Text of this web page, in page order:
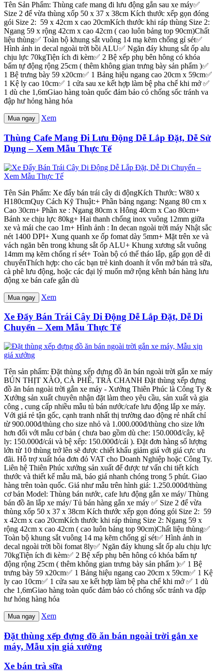
Tên Sản Phẩm: Thùng cafe mang đi lưu động gắn sau xe máy✅
Size 2 để vừa thùng xốp 50 x 37 x 38cm Kích thước xếp gọn đóng
gói Size 2: 59 x 42cm x cao 20cmKích thước khi ráp thùng Size 2:
Ngang 59 x rộng 42cm x cao 42cm ( cao luôn bảng top 90cm)Chất
liệu thùng✅ Toàn bộ khung sắt vuông 14 mạ kẽm chống gỉ sét✅
Hình ảnh in decal ngoài trời bồi ALU✅ Ngăn đáy khung sắt ốp alu
chịu lực 70kgTiện ích đi kèm✅ 2 Bệ xếp phụ bên hông có khóa
bấm tự động rộng 25cm ( thêm không gian trưng bày sản phẩm )✅
1 Bệ trưng bày 59 x20cm✅ 1 Bảng hiệu ngang cao 20cm x 59cm✅
1 Kệ ly cao 10cm✅ 1 cửa sau xe kết hợp làm bệ pha chế khi mở ✅
1 dù che 1,6mGiao hàng toàn quốc đảm bảo có chống sốc tránh va
đập hư hỏng hàng hóa
Mua ngay Xem
Thùng Cafe Mang Đi Lưu Động Dễ Lắp Đặt, Dễ Sử
Dụng – Xem Mẫu Thực Tế
Tên Sản Phẩm: Xe đẩy bán trái cây di độngKích Thước: W80 x
H180cmQuy Cách Kỹ Thuật:+ Phần bảng ngang: Ngang 80 cm x
Cao 30cm+ Phần xe : Ngang 80cm x Hông 40cm x Cao 80cm+
Bánh xe chịu lực 80kg+ Hai thanh chống inox vuông 12mm giữa
xe và mái che cao 1m+ Hình ảnh : In decan ngoài trời máy Nhật sắc
nét 1400 DPI+ Xung quanh xe ốp fomat dày 5mm+ Mặt trên xe và
vách ngăn bên trong khung sắt ốp ALU+ Khung xương sắt vuông
14mm mạ kẽm chống rỉ sét+ Toàn bộ có thể tháo lắp, gấp gọn dễ di
chuyểnThích hợp: cho các bạn trẻ kinh doanh ít vốn mở bán trà sữa,
cà phê lưu động, hoặc các đại lý muốn mở rộng kênh bán hàng lưu
động xe bán cafe gắn dù
Mua ngay Xem
Xe Đẩy Bán Trái Cây Di Động Dễ Lắp Đặt, Dễ Di
Chuyển – Xem Mẫu Thực Tế
Tên sản phẩm: Đặt thùng xếp đựng đồ ăn bán ngoài trời gắn xe máy
BÚN THỊT XÀO, CÀ PHÊ, TRÀ CHANH Đặt thùng xếp đựng
đồ ăn bán ngoài trời gắn xe máy - Xưởng Thiên Phúc là Công Ty &
Xưởng sản xuất chuyên nhận đặt làm theo yêu cầu, sản xuất và gia
công , cung cấp nhiều mẫu tủ bán nước/cafe lưu động lắp xe máy.
Với giá rẻ tận gốc, cạnh tranh nhất thị trường dao động rẻ nhất chỉ
từ 900.000đ/thùng cho size nhỏ và 1.000.000đ/thùng cho size lớn
hơn đối với mẫu cơ bản ( chưa bao gồm dù che: 150.000đ/cây, kệ
ly: 150.000đ/cái và bệ xếp: 150.000đ/cái ). Đặt đơn hàng số lượng
lớn từ 10 thùng trở lên sẽ được chiết khấu giảm giá với giá cực ưu
đãi. Hỗ trợ xuất hóa đơn đỏ VAT cho Doanh Nghiệp hoặc Công Ty.
Liên hệ Thiên Phúc xưởng sản xuất để được tư vấn chi tiết kích
thước và thiết kế mẫu mã, báo giá nhanh chóng trong 5 phút. Giao
hàng trên toàn quốc. Giá như mẫu trên hình giá: 1.250.000đ/thùng
cơ bản Model: Thùng bán nước, cafe lưu động gắn xe máy/ Thùng
bán đồ ăn lắp xe máy/ Tủ bán hàng gắn xe máy ✅ Size 2 để vừa
thùng xốp 50 x 37 x 38cm Kích thước xếp gọn đóng gói Size 2: 59
x 42cm x cao 20cmKích thước khi ráp thùng Size 2: Ngang 59 x
rộng 42cm x cao 42cm ( cao luôn bảng top 90cm)Chất liệu thùng✅
Toàn bộ khung sắt vuông 14 mạ kẽm chống gỉ sét✅ Hình ảnh in
decal ngoài trời bồi fomat 8ly✅ Ngăn đáy khung sắt ốp alu chịu lực
70kgTiện ích đi kèm✅ 2 Bệ xếp phụ bên hông có khóa bấm tự
động rộng 25cm ( thêm không gian trưng bày sản phẩm )✅ 1 Bệ
trưng bày 59 x20cm✅ 1 Bảng hiệu ngang cao 20cm x 59cm✅ 1 Kệ
ly cao 10cm✅ 1 cửa sau xe kết hợp làm bệ pha chế khi mở ✅ 1 dù
che 1,6mGiao hàng toàn quốc đảm bảo có chống sốc tránh va đập
hư hỏng hàng hóa
Mua ngay Xem
Đặt thùng xếp đựng đồ ăn bán ngoài trời gắn xe
máy, Mẫu xịn giá xưởng
Xe bán trà sữa